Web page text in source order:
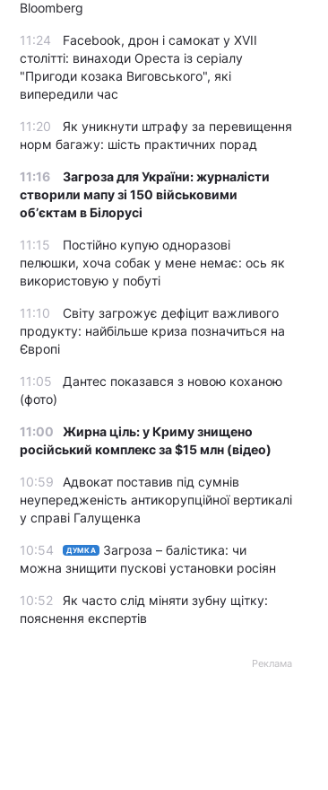
Bloomberg
11:24
Facebook, дрон і самокат у XVII
столітті: винаходи Ореста із серіалу
"Пригоди козака Виговського", які
випередили час
11:20
Як уникнути штрафу за перевищення
норм багажу: шість практичних порад
11:16
Загроза для України: журналісти
створили мапу зі 150 військовими
обʼєктам в Білорусі
11:15
Постійно купую одноразові
пелюшки, хоча собак у мене немає: ось як
використовую у побуті
11:10
Світу загрожує дефіцит важливого
продукту: найбільше криза позначиться на
Європі
11:05
Дантес показався з новою коханою
(фото)
11:00
Жирна ціль: у Криму знищено
російський комплекс за $15 млн (відео)
10:59
Адвокат поставив під сумнів
неупередженість антикорупційної вертикалі
у справі Галущенка
10:54 ДУМКА
Загроза – балістика: чи
можна знищити пускові установки росіян
10:52
Як часто слід міняти зубну щітку:
пояснення експертів
Реклама